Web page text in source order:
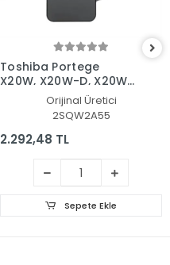
Toshiba Portege
X20W, X20W-D, X20W-
E Adaptör Şarj Aleti-
Orijinal Üretici
2SQW2A55
2.292,48 TL
Sepete Ekle